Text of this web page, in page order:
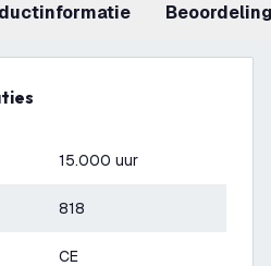
15.000 uur
818
CE